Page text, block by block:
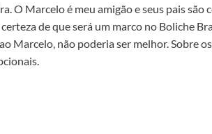
O Marcelo é meu amigão e seus pais são
de que será um marco no Boliche
Marcelo, não poderia ser melhor. Sobre